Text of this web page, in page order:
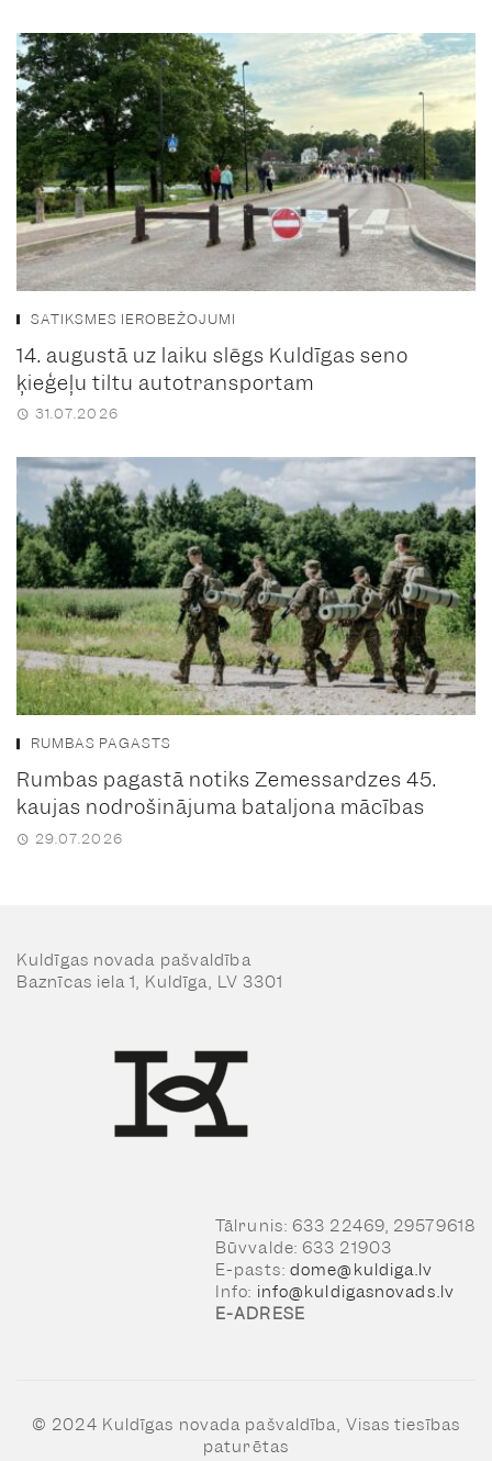
SATIKSMES IEROBEŽOJUMI
14. augustā uz laiku slēgs Kuldīgas seno
ķieģeļu tiltu autotransportam
31.07.2026
RUMBAS PAGASTS
Rumbas pagastā notiks Zemessardzes 45.
kaujas nodrošinājuma bataljona mācības
29.07.2026
Kuldīgas novada pašvaldība
Baznīcas iela 1, Kuldīga, LV 3301
Tālrunis: 633 22469, 29579618
Būvvalde: 633 21903
E-pasts: dome@kuldiga.lv
Info: info@kuldigasnovads.lv
E-ADRESE
© 2024 Kuldīgas novada pašvaldība, Visas tiesības
paturētas